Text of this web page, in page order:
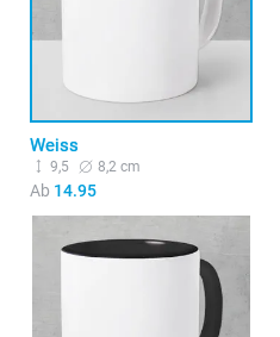
Weiss
9,5 8,2 cm
Ab 14.95